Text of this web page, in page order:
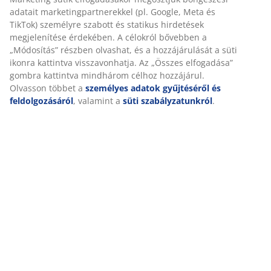
Értékelések
(352)
Kiszállítás
TikTok) személyre szabott és statikus hirdetések
megjelenítése érdekében. A célokról bővebben a
„Módosítás” részben olvashat, és a hozzájárulását a
süti ikonra kattintva visszavonhatja. Az „Összes
elfogadása” gombra kattintva mindhárom célhoz
hozzájárul. Olvasson többet aszemélyes adatok
gyűjtéséről és feldolgozásáról, valamint asüti
szabályzatunkról.